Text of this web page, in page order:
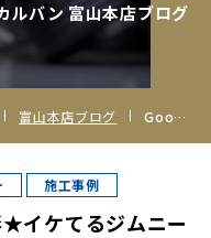
ルバン 富山本店ブログ
富山本店ブログ Goodなバンパーで完全整形★イケてるジムニー爆誕！
施工事例
イケてるジムニー